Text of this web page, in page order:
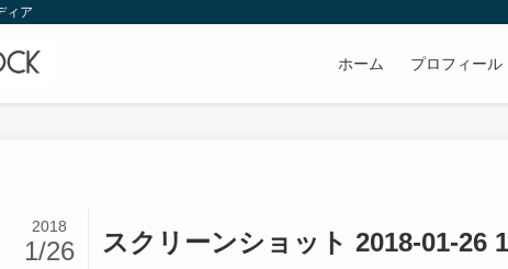
ィア
ホーム プロフィール
スクリーンショット 2018-01-26
2018
1/26